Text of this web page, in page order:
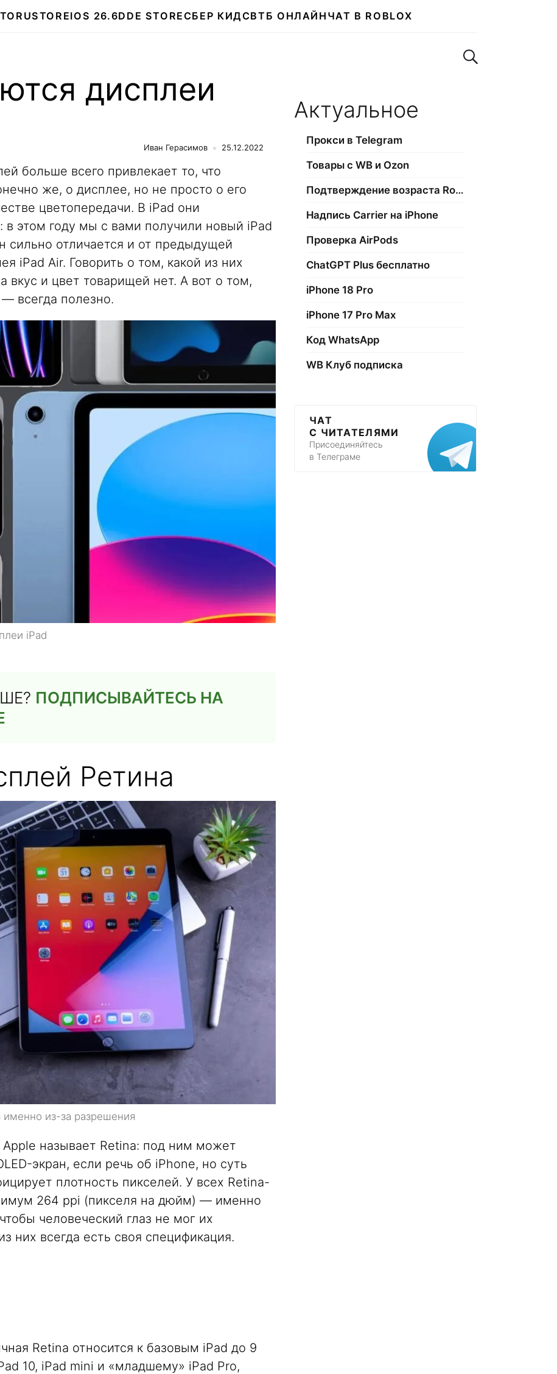
RUSTOREIOS 26.6DDE STORE СБЕР КИДСВТБ ОНЛАЙН ЧАТ В ROBLOX
Поиск по сайту
дисплеи
Иван Герасимов 25.12.2022
больше всего привлекает то, что
же, о дисплее, но не просто о его
цветопередачи. В iPad они
в этом году мы с вами получили новый iPad
сильно отличается и от предыдущей
iPad Air. Говорить о том, какой из них
и цвет товарищей нет. А вот о том,
всегда полезно.
iPad
ПОДПИСЫВАЙТЕСЬ НА
Ретина
именно из-за разрешения
называет Retina: под ним может
экран, если речь об iPhone, но суть
плотность пикселей. У всех Retina-
264 ppi (пикселя на дюйм) — именно
человеческий глаз не мог их
них всегда есть своя спецификация.
Retina относится к базовым iPad до 9
10, iPad mini и «младшему» iPad Pro,
Актуальное
Прокси в Telegram
Товары с WB и Ozon
Подтверждение возраста Roblox
Надпись Carrier на iPhone
Проверка AirPods
ChatGPT Plus бесплатно
iPhone 18 Pro
iPhone 17 Pro Max
Код WhatsApp
WB Клуб подписка
ЧАТ
С ЧИТАТЕЛЯМИ
Присоединяйтесь
в Телеграме